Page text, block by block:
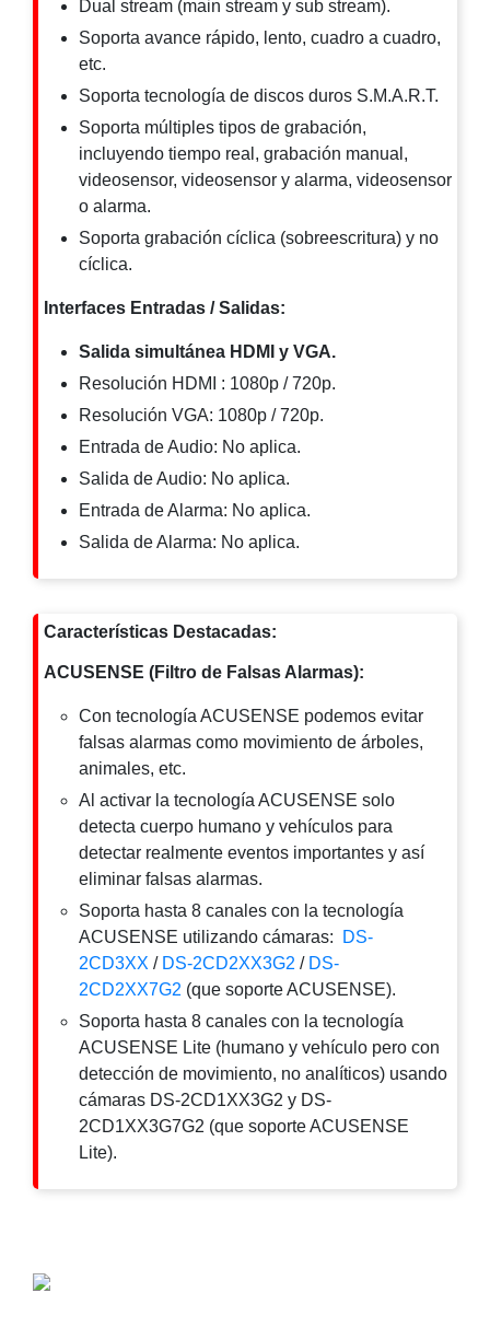
PDU
EnergíaPoE
de Largo
AlcanceUPS
- No Break
Kits-
Sistemas
Completos
IP
MegapixelTurboHD
CanalesTurboHD
de 8
Canales
Pantallas
y
Accesorios Mobiliario
de
MonitoresVideowall
Protección
Descargas
Corriente
AlternaCorriente
Directa
Servidores
Almacenamiento
Accesorios Discos
Duros
Mecánicos
(HDD)Memorias
SD /
Memorias
Micro
SDServidores
de
AplicaciónUnidades
de Estado
Dual stream (main stream y sub stream).
Soporta avance rápido, lento, cuadro a cuadro,
etc.
Soporta tecnología de discos duros S.M.A.R.T.
Soporta múltiples tipos de grabación,
incluyendo tiempo real, grabación manual,
videosensor, videosensor y alarma, videosensor
o alarma.
Soporta grabación cíclica (sobreescritura) y no
cíclica.
Interfaces Entradas / Salidas:
Salida simultánea HDMI y VGA.
Resolución HDMI : 1080p / 720p.
Resolución VGA: 1080p / 720p.
Entrada de Audio: No aplica.
Salida de Audio: No aplica.
Entrada de Alarma: No aplica.
Salida de Alarma: No aplica.
Características Destacadas:
ACUSENSE (Filtro de Falsas Alarmas):
Con tecnología ACUSENSE podemos evitar
falsas alarmas como movimiento de árboles,
animales, etc.
Al activar la tecnología ACUSENSE solo
detecta cuerpo humano y vehículos para
detectar realmente eventos importantes y así
eliminar falsas alarmas.
Soporta hasta 8 canales con la tecnología
ACUSENSE utilizando cámaras:
DS-
2CD3XX / DS-2CD2XX3G2 / DS-
2CD2XX7G2 (que soporte ACUSENSE).
Soporta hasta 8 canales con la tecnología
ACUSENSE Lite (humano y vehículo pero con
detección de movimiento, no analíticos) usando
cámaras DS-2CD1XX3G2 y DS-
2CD1XX3G7G2 (que soporte ACUSENSE
Lite).